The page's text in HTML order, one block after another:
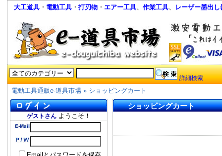
大工道具 ・ 電動工具 ・ 打刃物 ・ エアー工具、 作業工具、 レーザー墨出し
詳細検索
電動工具通販e-道具市場 » ショッピングカート
ゲストさん ようこそ！
ショッピングカート